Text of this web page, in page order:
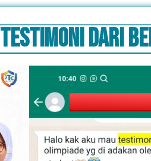
Testimoni dari